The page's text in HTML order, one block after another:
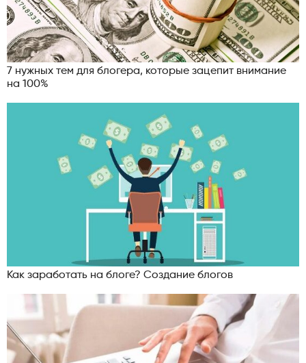
7 нужных тем для блогера, которые зацепит внимание
на 100%
Как заработать на блоге? Создание блогов